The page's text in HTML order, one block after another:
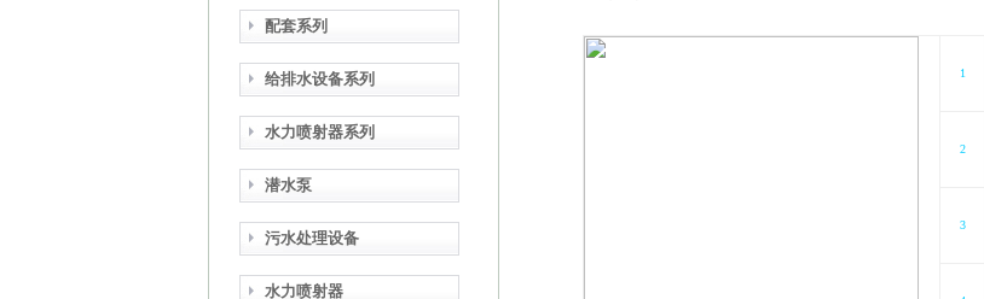
配套系列
给排水设备系列
水力喷射器系列
潜水泵
污水处理设备
水力喷射器
1
2
3